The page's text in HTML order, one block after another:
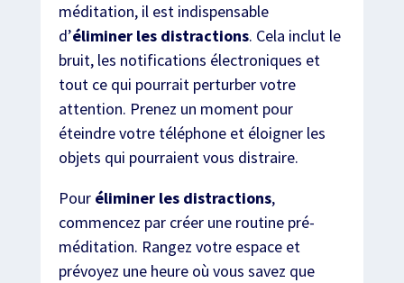
méditation, il est indispensable
d’éliminer les distractions. Cela inclut le
bruit, les notifications électroniques et
tout ce qui pourrait perturber votre
attention. Prenez un moment pour
éteindre votre téléphone et éloigner les
objets qui pourraient vous distraire.
Pour éliminer les distractions,
commencez par créer une routine pré-
méditation. Rangez votre espace et
prévoyez une heure où vous savez que